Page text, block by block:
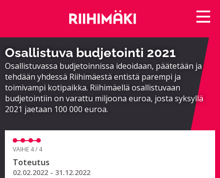
Osallistuva budjetointi 2021
Osallistuvassa budjetoinnissa ideoidaan, päätetään ja
tehdään yhdessä Riihimäestä entistä parempi ja
toimivampi kotipaikka. Riihimäellä osallistuvaan
budjetointiin on varattu miljoona euroa, josta syksyllä
2021 jaetaan 100 000 euroa.
VAIHE 4 / 4
Toteutus
02.02.2022 - 31.12.2022